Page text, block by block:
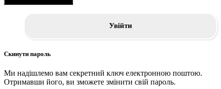
Увійти
Скинути пароль
Ми надішлемо вам секретний ключ електронною поштою.
Отримавши його, ви зможете змінити свій пароль.